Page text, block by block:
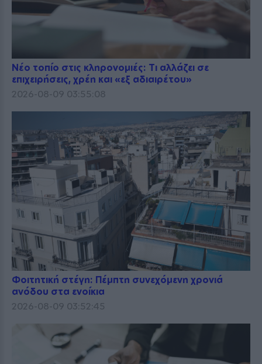
Νέο τοπίο στις κληρονομιές: Τι αλλάζει σε
επιχειρήσεις, χρέη και «εξ αδιαιρέτου»
2026-08-09 03:55:08
Φοιτητική στέγη: Πέμπτη συνεχόμενη χρονιά
ανόδου στα ενοίκια
2026-08-09 03:52:45